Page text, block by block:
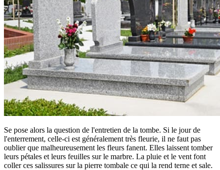
Se pose alors la question de l'entretien de la tombe. Si le jour de
l'enterrement, celle-ci est généralement très fleurie, il ne faut pas
oublier que malheureusement les fleurs fanent. Elles laissent tomber
leurs pétales et leurs feuilles sur le marbre. La pluie et le vent font
coller ces salissures sur la pierre tombale ce qui la rend terne et sale.